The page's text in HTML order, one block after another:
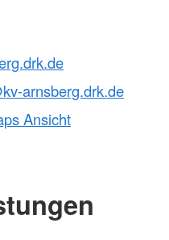
arnsberg.drk.de
Ansicht